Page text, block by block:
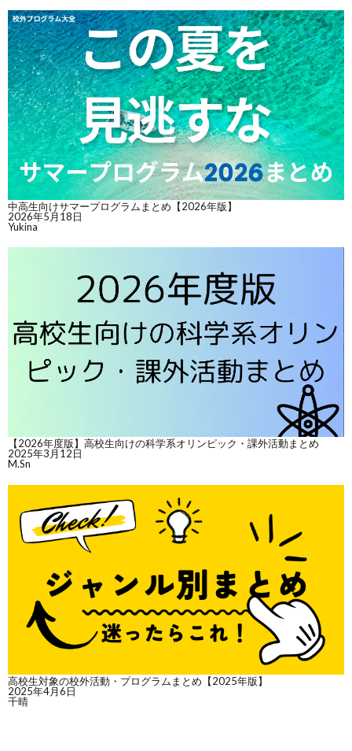
中高生向けサマープログラムまとめ【2026年版】
2026年5月18日
Yukina
【2026年度版】高校生向けの科学系オリンピック・課外活動まとめ
2025年3月12日
M.Sn
高校生対象の校外活動・プログラムまとめ【2025年版】
2025年4月6日
千晴